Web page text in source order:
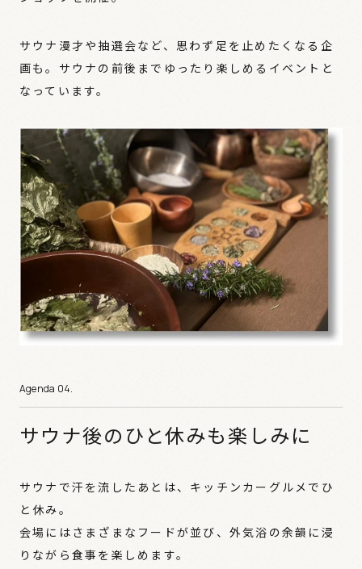
サウナ漫才や抽選会など、思わず足を止めたくなる企
画も。サウナの前後までゆったり楽しめるイベントと
なっています。
サウナ後のひと休みも楽しみに
サウナで汗を流したあとは、キッチンカーグルメでひ
と休み。
会場にはさまざまなフードが並び、外気浴の余韻に浸
りながら食事を楽しめます。